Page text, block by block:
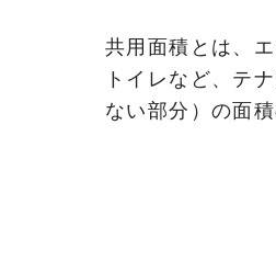
共用面積とは、
トイレなど、テ
ない部分）の面積